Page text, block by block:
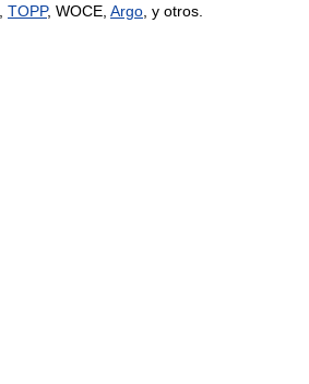
TOPP, WOCE, Argo , y otros.